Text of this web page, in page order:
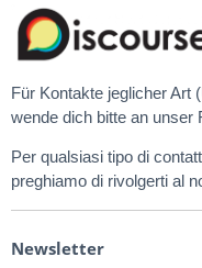
Für Kontakte jeglicher Art
wende dich bitte an unser
Per qualsiasi tipo di
preghiamo di rivolgerti al
Newsletter